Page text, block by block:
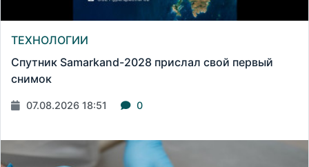
ТЕХНОЛОГИИ
Спутник Samarkand-2028 прислал свой первый
снимок
07.08.2026 18:51 0